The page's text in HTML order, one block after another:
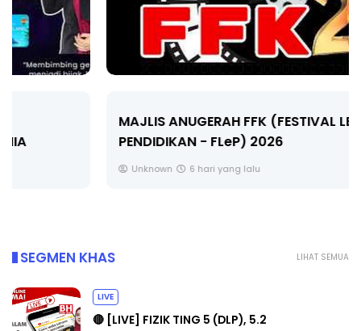
MAJLIS ANUGERAH FFK (FESTIVAL LENSA
PENDIDIKAN - FLeP) 2026
6 hari yang lalu
LIHAT SEMUA
SEGMEN KHAS
LIVE
🔴 [LIVE] FIZIK TING 5 (DLP), 5.2